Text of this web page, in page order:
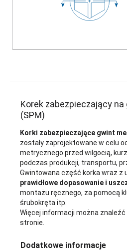
Korek zabezpieczający
(SPM)
Korki zabezpieczające gwint
zostały zaprojektowane w celu
metrycznego przed wilgocią,
podczas produkcji, transportu,
Gwintowana część korka wraz z
prawidłowe dopasowanie i
montażu ręcznego, za pomocą
śrubokręta itp.
Więcej informacji można
stronie.
Dodatkowe informacje